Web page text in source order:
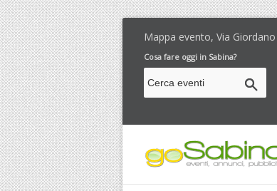
Mappa evento, Via
Cosa fare oggi in Sabina?